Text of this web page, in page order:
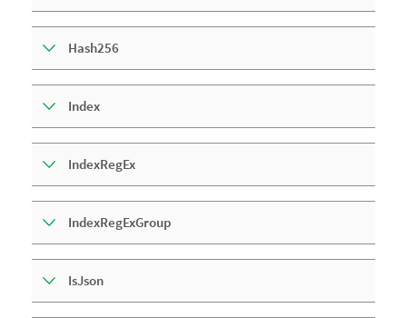
Hash256
Index
IndexRegEx
IndexRegExGroup
IsJson